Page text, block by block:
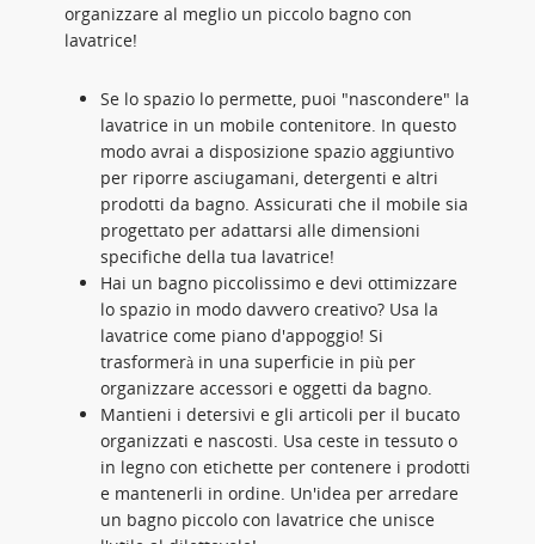
organizzare al meglio un piccolo bagno con
lavatrice!
Se lo spazio lo permette, puoi "nascondere" la
lavatrice in un mobile contenitore. In questo
modo avrai a disposizione spazio aggiuntivo
per riporre asciugamani, detergenti e altri
prodotti da bagno. Assicurati che il mobile sia
progettato per adattarsi alle dimensioni
specifiche della tua lavatrice!
Hai un bagno piccolissimo e devi ottimizzare
lo spazio in modo davvero creativo? Usa la
lavatrice come piano d'appoggio! Si
trasformerà in una superficie in più per
organizzare accessori e oggetti da bagno.
Mantieni i detersivi e gli articoli per il bucato
organizzati e nascosti. Usa ceste in tessuto o
in legno con etichette per contenere i prodotti
e mantenerli in ordine. Un'idea per arredare
un bagno piccolo con lavatrice che unisce